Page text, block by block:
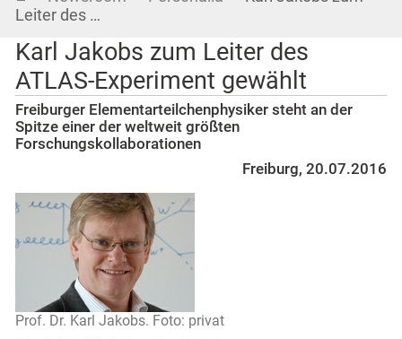
Leiter des …
Karl Jakobs zum Leiter des
ATLAS-Experiment gewählt
Freiburger Elementarteilchenphysiker steht an der
Spitze einer der weltweit größten
Forschungskollaborationen
Freiburg, 20.07.2016
Prof. Dr. Karl Jakobs. Foto: privat